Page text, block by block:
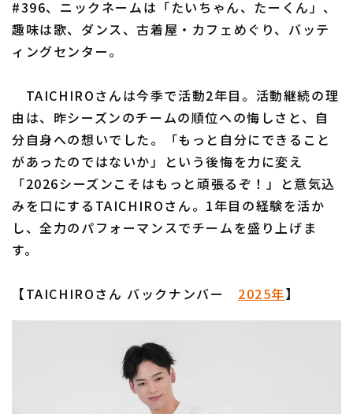
特定商取引法の表示 アルバイト募集（別ウィンドウで開く
#396、ニックネームは「たいちゃん、たーくん」、
趣味は歌、ダンス、古着屋・カフェめぐり、バッテ
ィングセンター。
TAICHIROさんは今季で活動2年目。活動継続の理
由は、昨シーズンのチームの順位への悔しさと、自
分自身への想いでした。「もっと自分にできること
があったのではないか」という後悔を力に変え
「2026シーズンこそはもっと頑張るぞ！」と意気込
みを口にするTAICHIROさん。1年目の経験を活か
し、全力のパフォーマンスでチームを盛り上げま
す。
【TAICHIROさん バックナンバー 2025年】